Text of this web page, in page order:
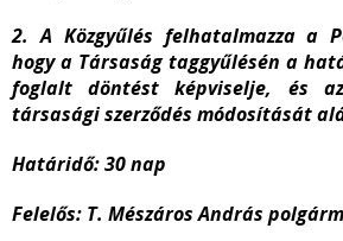
2. A Közgyűlés felhatalmazza a
hogy a Társaság taggyűlésén a
foglalt döntést képviselje, és
társasági szerződés módosítását
Határidő: 30 nap
Felelős: T. Mészáros András